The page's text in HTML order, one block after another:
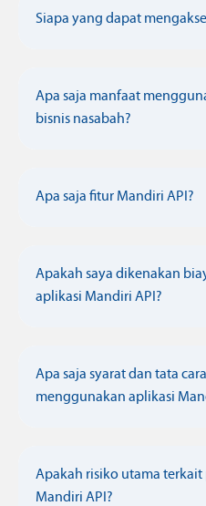
Siapa yang dapat
Apa saja manfaat
bisnis nasabah?
Apa saja fitur Mandiri API?
Apakah saya dikenakan
aplikasi Mandiri API?
Apa saja syarat dan tata
menggunakan aplikasi
Apakah risiko utama
Mandiri API?